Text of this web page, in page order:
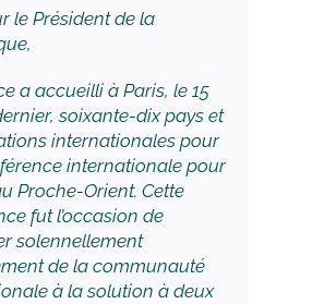
le Président de la
a accueilli à Paris, le 15
soixante-dix pays et
internationales pour
internationale pour
Proche-Orient. Cette
fut l’occasion de
solennellement
de la communauté
à la solution à deux